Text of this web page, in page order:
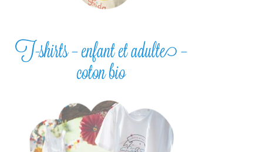
T-shirts – enfant et adulte –
coton bio